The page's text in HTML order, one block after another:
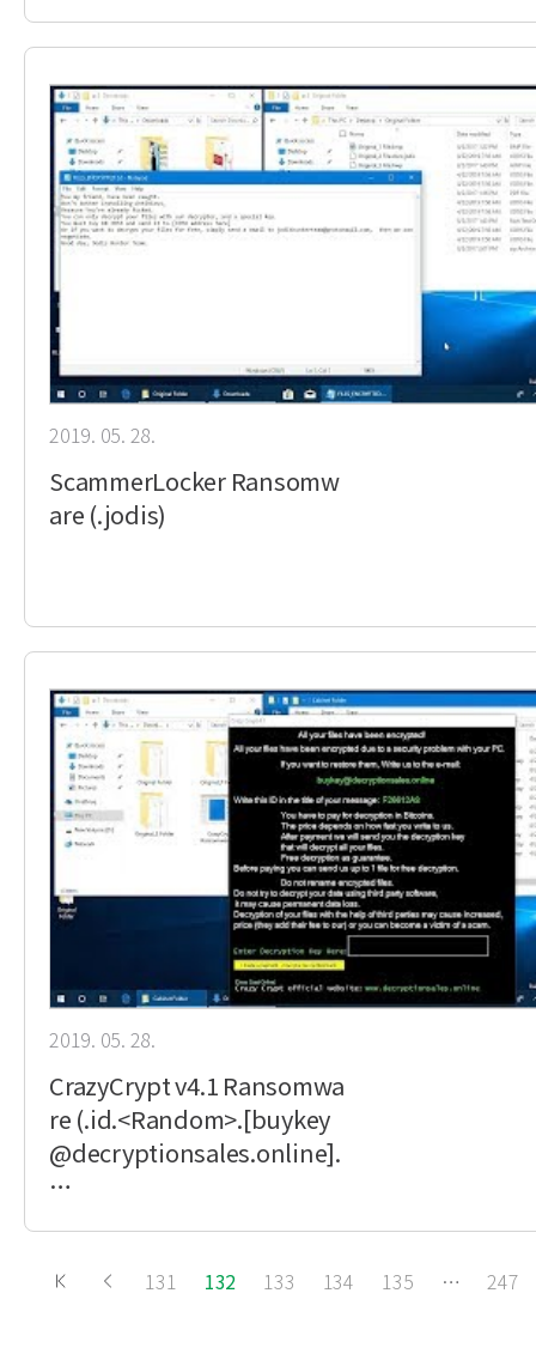
2019. 05. 28.
ScammerLocker Ransomw
are (.jodis)
2019. 05. 28.
CrazyCrypt v4.1 Ransomwa
re (.id.<Random>.[buykey
@decryptionsales.online].
…
131 132 133 134 135 … 247